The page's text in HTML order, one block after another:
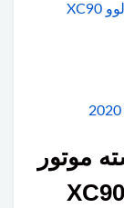
دسته موتور زیر رابط بین موتور و رام ولوو XC90
موتور